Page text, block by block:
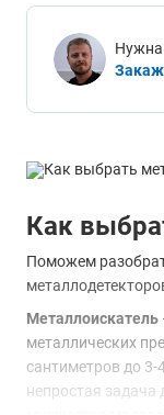
Нужна
Как
Поможем
Металлоискатель
металлических
сантиметров до
непростая задача